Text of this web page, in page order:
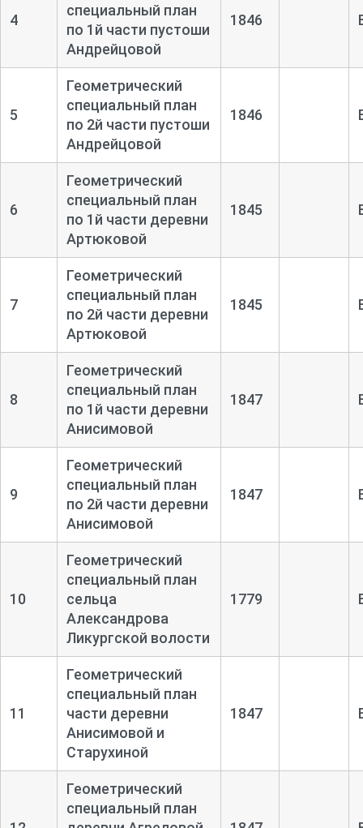
4
специальный план
по 1й части пустоши
Андрейцовой
1846
5
Геометрический
специальный план
по 2й части пустоши
Андрейцовой
1846
6
Геометрический
специальный план
по 1й части деревни
Артюковой
1845
7
Геометрический
специальный план
по 2й части деревни
Артюковой
1845
8
Геометрический
специальный план
по 1й части деревни
Анисимовой
1847
9
Геометрический
специальный план
по 2й части деревни
Анисимовой
1847
10
Геометрический
специальный план
сельца
Александрова
Ликургской волости
1779
11
Геометрический
специальный план
части деревни
Анисимовой и
Старухиной
1847
Геометрический
специальный план